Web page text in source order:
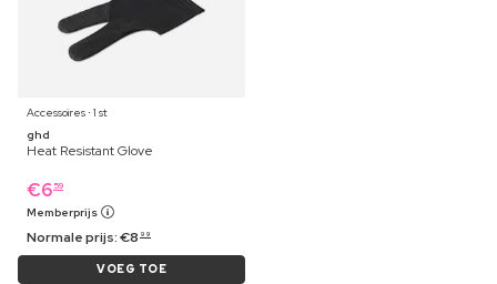
Accessoires ⋅ 1 st
ghd
Heat Resistant Glove
€6 59
Memberprijs
Normale prijs:€8 99
VOEG TOE